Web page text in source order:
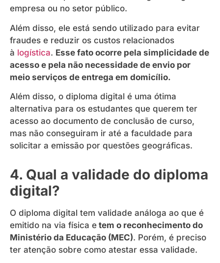
empresa ou no setor público.
Além disso, ele está sendo utilizado para evitar
fraudes e reduzir os custos relacionados
à logística. Esse fato ocorre pela simplicidade de
acesso e pela não necessidade de envio por
meio serviços de entrega em domicílio.
Além disso, o diploma digital é uma ótima
alternativa para os estudantes que querem ter
acesso ao documento de conclusão de curso,
mas não conseguiram ir até a faculdade para
solicitar a emissão por questões geográficas.
4. Qual a validade do diploma
digital?
O diploma digital tem validade análoga ao que é
emitido na via física e tem o reconhecimento do
Ministério da Educação (MEC). Porém, é preciso
ter atenção sobre como atestar essa validade.